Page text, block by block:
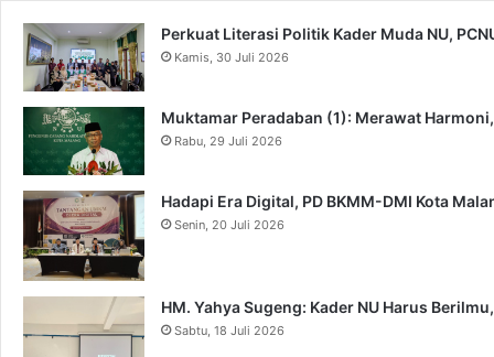
Perkuat Literasi Politik Kader Muda NU,
Kamis, 30 Juli 2026
Muktamar Peradaban (1): Merawat
Rabu, 29 Juli 2026
Hadapi Era Digital, PD BKMM-DMI Kota
Senin, 20 Juli 2026
HM. Yahya Sugeng: Kader NU Harus
Sabtu, 18 Juli 2026